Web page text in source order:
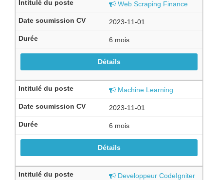
Web Scraping Finance
2023-11-01
6 mois
Détails
Machine Learning
2023-11-01
6 mois
Détails
Developpeur CodeIgniter